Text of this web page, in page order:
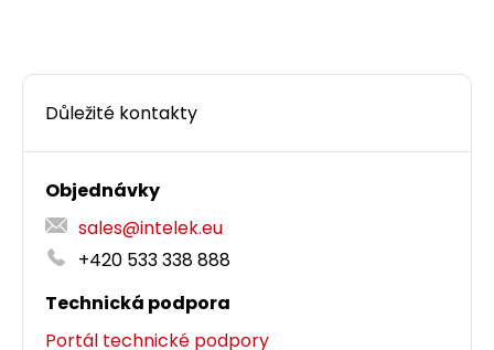
Důležité kontakty
Objednávky
sales@intelek.eu
+420 533 338 888
Technická podpora
Portál technické podpory